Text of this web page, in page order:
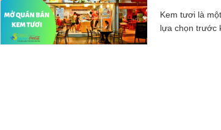
Kem tươi là
lựa chọn trước